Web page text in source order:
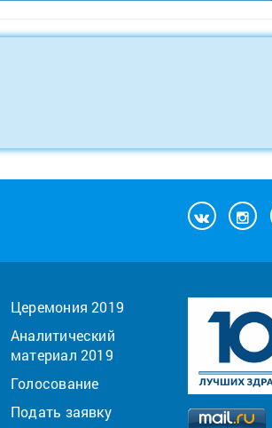
Церемония 2019
Аналитический
материал 2019
Голосование
Подать заявку